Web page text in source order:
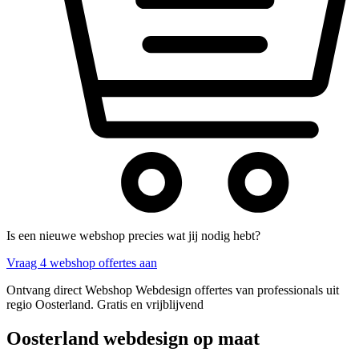
Is een nieuwe webshop precies wat jij nodig hebt?
Vraag 4 webshop offertes aan
Ontvang direct Webshop Webdesign offertes van professionals uit
regio Oosterland. Gratis en vrijblijvend
Oosterland webdesign op maat